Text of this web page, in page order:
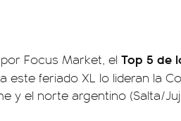
Focus Market, el Top 5 de
este feriado XL lo lideran la
y el norte argentino (Salta/